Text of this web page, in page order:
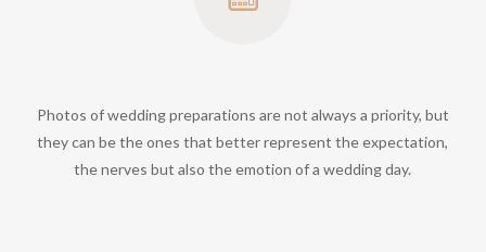
Photos of wedding preparations are not always a priority, but
they can be the ones that better represent the expectation,
the nerves but also the emotion of a wedding day.